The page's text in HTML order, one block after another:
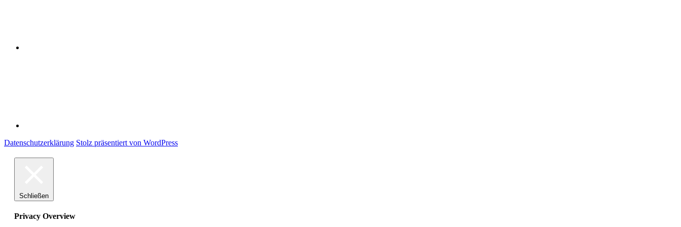
Datenschutzerklärung Stolz präsentiert von WordPress
Schließen
Privacy Overview